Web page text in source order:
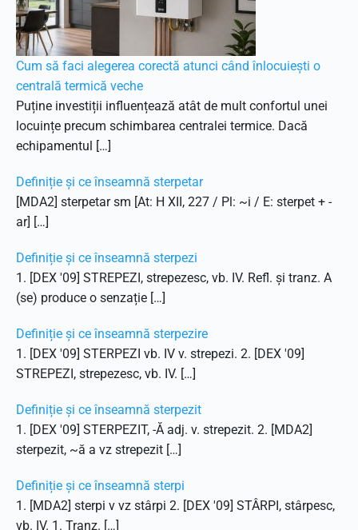
Cum să faci alegerea corectă atunci când înlocuiești o
centrală termică veche
Puține investiții influențează atât de mult confortul unei
locuințe precum schimbarea centralei termice. Dacă
echipamentul […]
Definiție și ce înseamnă sterpetar
[MDA2] sterpetar sm [At: H XII, 227 / Pl: ~i / E: sterpet + -
ar] […]
Definiție și ce înseamnă sterpezi
1. [DEX '09] STREPEZI, strepezesc, vb. IV. Refl. și tranz. A
(se) produce o senzație […]
Definiție și ce înseamnă sterpezire
1. [DEX '09] STERPEZI vb. IV v. strepezi. 2. [DEX '09]
STREPEZI, strepezesc, vb. IV. […]
Definiție și ce înseamnă sterpezit
1. [DEX '09] STERPEZIT, -Ă adj. v. strepezit. 2. [MDA2]
sterpezit, ~ă a vz strepezit […]
Definiție și ce înseamnă sterpi
1. [MDA2] sterpi v vz stârpi 2. [DEX '09] STÂRPI, stârpesc,
vb. IV. 1. Tranz. […]